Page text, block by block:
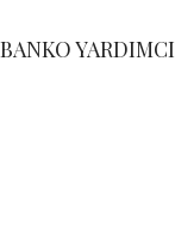
BANKO